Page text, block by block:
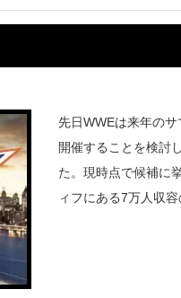
先日WWEは来年の
開催することを検討
た。現時点で候補に
ィフにある7万人収